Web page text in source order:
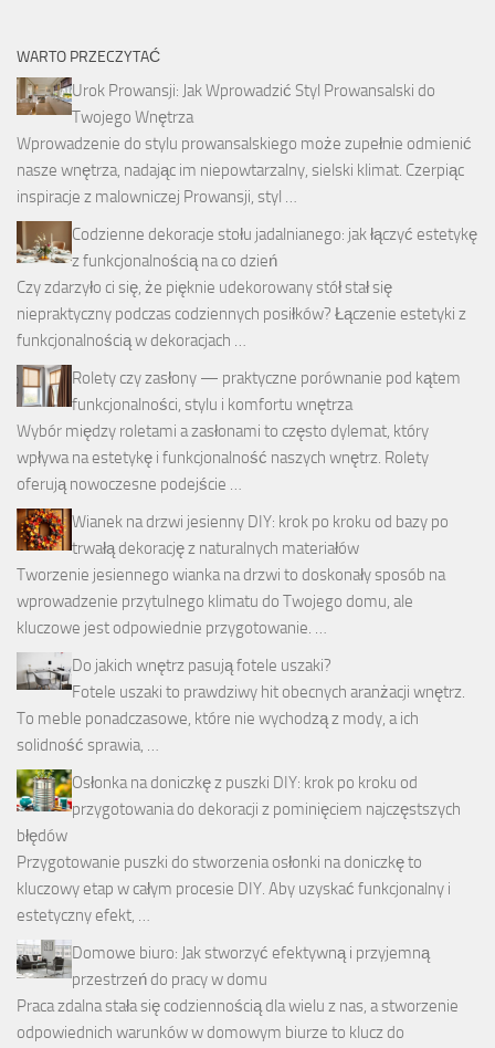
WARTO PRZECZYTAĆ
Urok Prowansji: Jak Wprowadzić Styl Prowansalski do
Twojego Wnętrza
Wprowadzenie do stylu prowansalskiego może zupełnie odmienić
nasze wnętrza, nadając im niepowtarzalny, sielski klimat. Czerpiąc
inspiracje z malowniczej Prowansji, styl …
Codzienne dekoracje stołu jadalnianego: jak łączyć estetykę
z funkcjonalnością na co dzień
Czy zdarzyło ci się, że pięknie udekorowany stół stał się
niepraktyczny podczas codziennych posiłków? Łączenie estetyki z
funkcjonalnością w dekoracjach …
Rolety czy zasłony — praktyczne porównanie pod kątem
funkcjonalności, stylu i komfortu wnętrza
Wybór między roletami a zasłonami to często dylemat, który
wpływa na estetykę i funkcjonalność naszych wnętrz. Rolety
oferują nowoczesne podejście …
Wianek na drzwi jesienny DIY: krok po kroku od bazy po
trwałą dekorację z naturalnych materiałów
Tworzenie jesiennego wianka na drzwi to doskonały sposób na
wprowadzenie przytulnego klimatu do Twojego domu, ale
kluczowe jest odpowiednie przygotowanie. …
Do jakich wnętrz pasują fotele uszaki?
Fotele uszaki to prawdziwy hit obecnych aranżacji wnętrz.
To meble ponadczasowe, które nie wychodzą z mody, a ich
solidność sprawia, …
Osłonka na doniczkę z puszki DIY: krok po kroku od
przygotowania do dekoracji z pominięciem najczęstszych
błędów
Przygotowanie puszki do stworzenia osłonki na doniczkę to
kluczowy etap w całym procesie DIY. Aby uzyskać funkcjonalny i
estetyczny efekt, …
Domowe biuro: Jak stworzyć efektywną i przyjemną
przestrzeń do pracy w domu
Praca zdalna stała się codziennością dla wielu z nas, a stworzenie
odpowiednich warunków w domowym biurze to klucz do